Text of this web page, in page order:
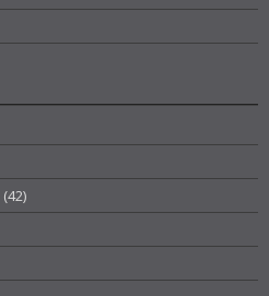
(42)